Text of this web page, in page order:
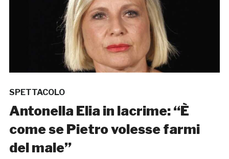
SPETTACOLO
Antonella Elia in lacrime: “È
come se Pietro volesse farmi
del male”